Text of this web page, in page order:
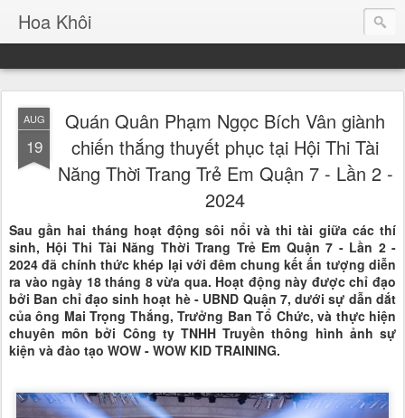
Hoa Khôi
AUG
19
Quán Quân Phạm Ngọc Bích Vân giành
chiến thắng thuyết phục tại Hội Thi Tài
Năng Thời Trang Trẻ Em Quận 7 - Lần 2 -
2024
Sau gần hai tháng hoạt động sôi nổi và thi tài giữa các thí
sinh, Hội Thi Tài Năng Thời Trang Trẻ Em Quận 7 - Lần 2 -
2024 đã chính thức khép lại với đêm chung kết ấn tượng diễn
ra vào ngày 18 tháng 8 vừa qua. Hoạt động này được chỉ đạo
bởi Ban chỉ đạo sinh hoạt hè - UBND Quận 7, dưới sự dẫn dắt
của ông Mai Trọng Thắng, Trưởng Ban Tổ Chức, và thực hiện
chuyên môn bởi Công ty TNHH Truyền thông hình ảnh sự
kiện và đào tạo WOW - WOW KID TRAINING.